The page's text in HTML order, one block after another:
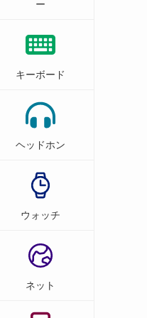
ー
キーボード
ヘッドホン
ウォッチ
ネット